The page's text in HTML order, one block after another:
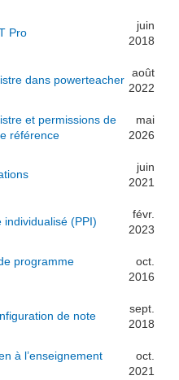
Pro
juin
2018
dans powerteacher
août
2022
et permissions de
référence
mai
2026
juin
2021
(PPI)
févr.
2023
programme
oct.
2016
de note
sept.
2018
à l’enseignement
oct.
2021